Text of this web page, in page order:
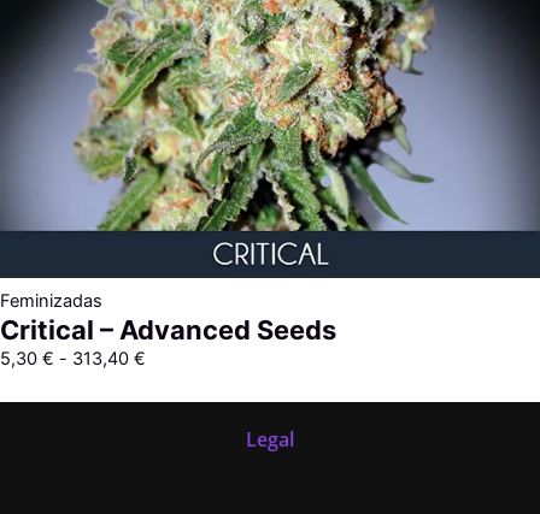
Feminizadas
Critical – Advanced Seeds
5,30 € - 313,40 €
Legal